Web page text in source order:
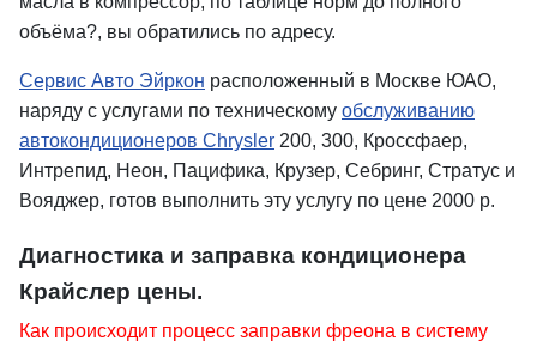
объёма?, вы обратились по адресу.
Сервис Авто Эйркон расположенный в Москве ЮАО,
наряду с услугами по техническому обслуживанию
автокондиционеров Chrysler 200, 300, Кроссфаер,
Интрепид, Неон, Пацифика, Крузер, Себринг, Стратус и
Вояджер, готов выполнить эту услугу по цене 2000 р.
Диагностика и заправка кондиционера
Крайслер цены.
Как происходит процесс заправки фреона в систему